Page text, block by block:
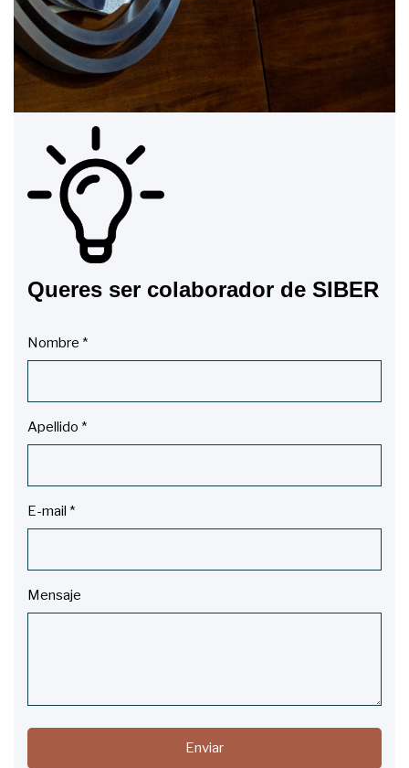
Queres ser colaborador de SIBER
Nombre *
Apellido *
E-mail *
Mensaje
Enviar